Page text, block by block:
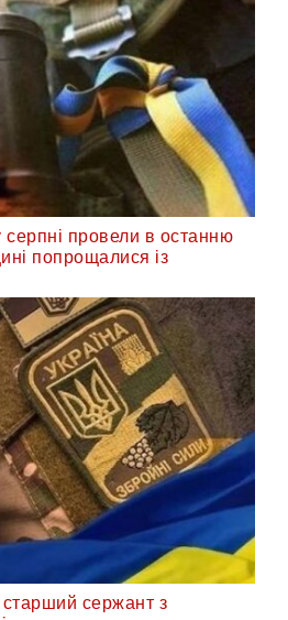
серпні провели в останню
попрощалися із
сержант з